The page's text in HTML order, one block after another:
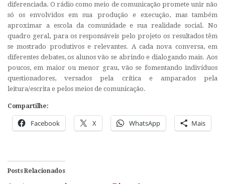
diferenciada. O rádio como meio de comunicação promete unir não
só os envolvidos em sua produção e execução, mas também
aproximar a escola da comunidade e sua realidade social. No
quadro geral, para os responsáveis pelo projeto os resultados têm
se mostrado produtivos e relevantes. A cada nova conversa, em
diferentes debates, os alunos vão se abrindo e dialogando mais. Aos
poucos, em maior ou menor grau, vão se fomentando indivíduos
questionadores, versados pela crítica e amparados pela
leitura/escrita e pelos meios de comunicação.
Compartilhe:
Facebook X WhatsApp Mais
Posts Relacionados